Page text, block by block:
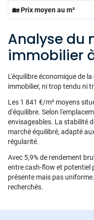
🏡 Prix moyen au m²
Analyse du
immobilier
L'équilibre économique de
immobilier, ni trop tendu ni
Les 1 841 €/m² moyens
d'équilibre. Selon
envisageables. La stabilité
marché équilibré, adapté
régularité.
Avec 5,9% de rendement
entre cash-flow et potentiel
présente mais pas
recherchés.